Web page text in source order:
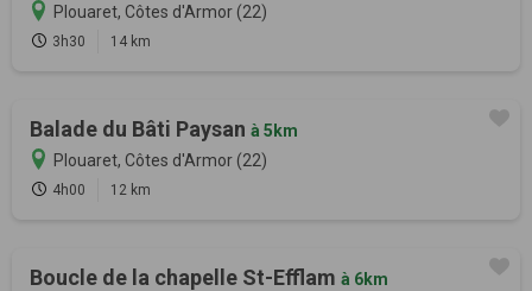
Plouaret, Côtes d'Armor (22)
3h30 14 km
Balade du Bâti Paysan à 5km
Plouaret, Côtes d'Armor (22)
4h00 12 km
Boucle de la chapelle St-Efflam à 6km